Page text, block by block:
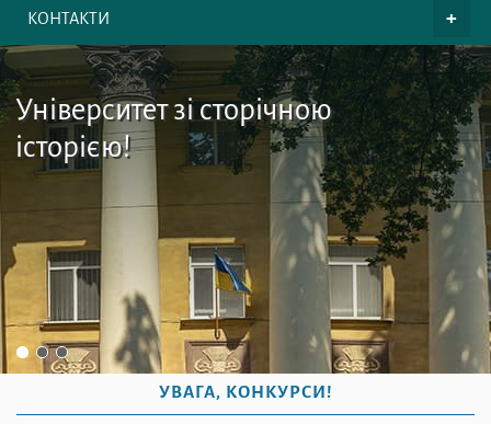
КОНТАКТИ
Університет зі сторічною
історією!
УВАГА, КОНКУРСИ!